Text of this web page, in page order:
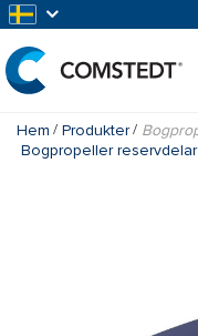
Hem Produkter
Bogpropeller reservdelar